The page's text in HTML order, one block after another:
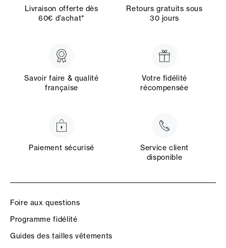
Livraison offerte dès
60€ d’achat*
Retours gratuits sous
30 jours
Savoir faire & qualité
française
Votre fidélité
récompensée
Paiement sécurisé
Service client
disponible
Foire aux questions
Programme fidélité
Guides des tailles vêtements